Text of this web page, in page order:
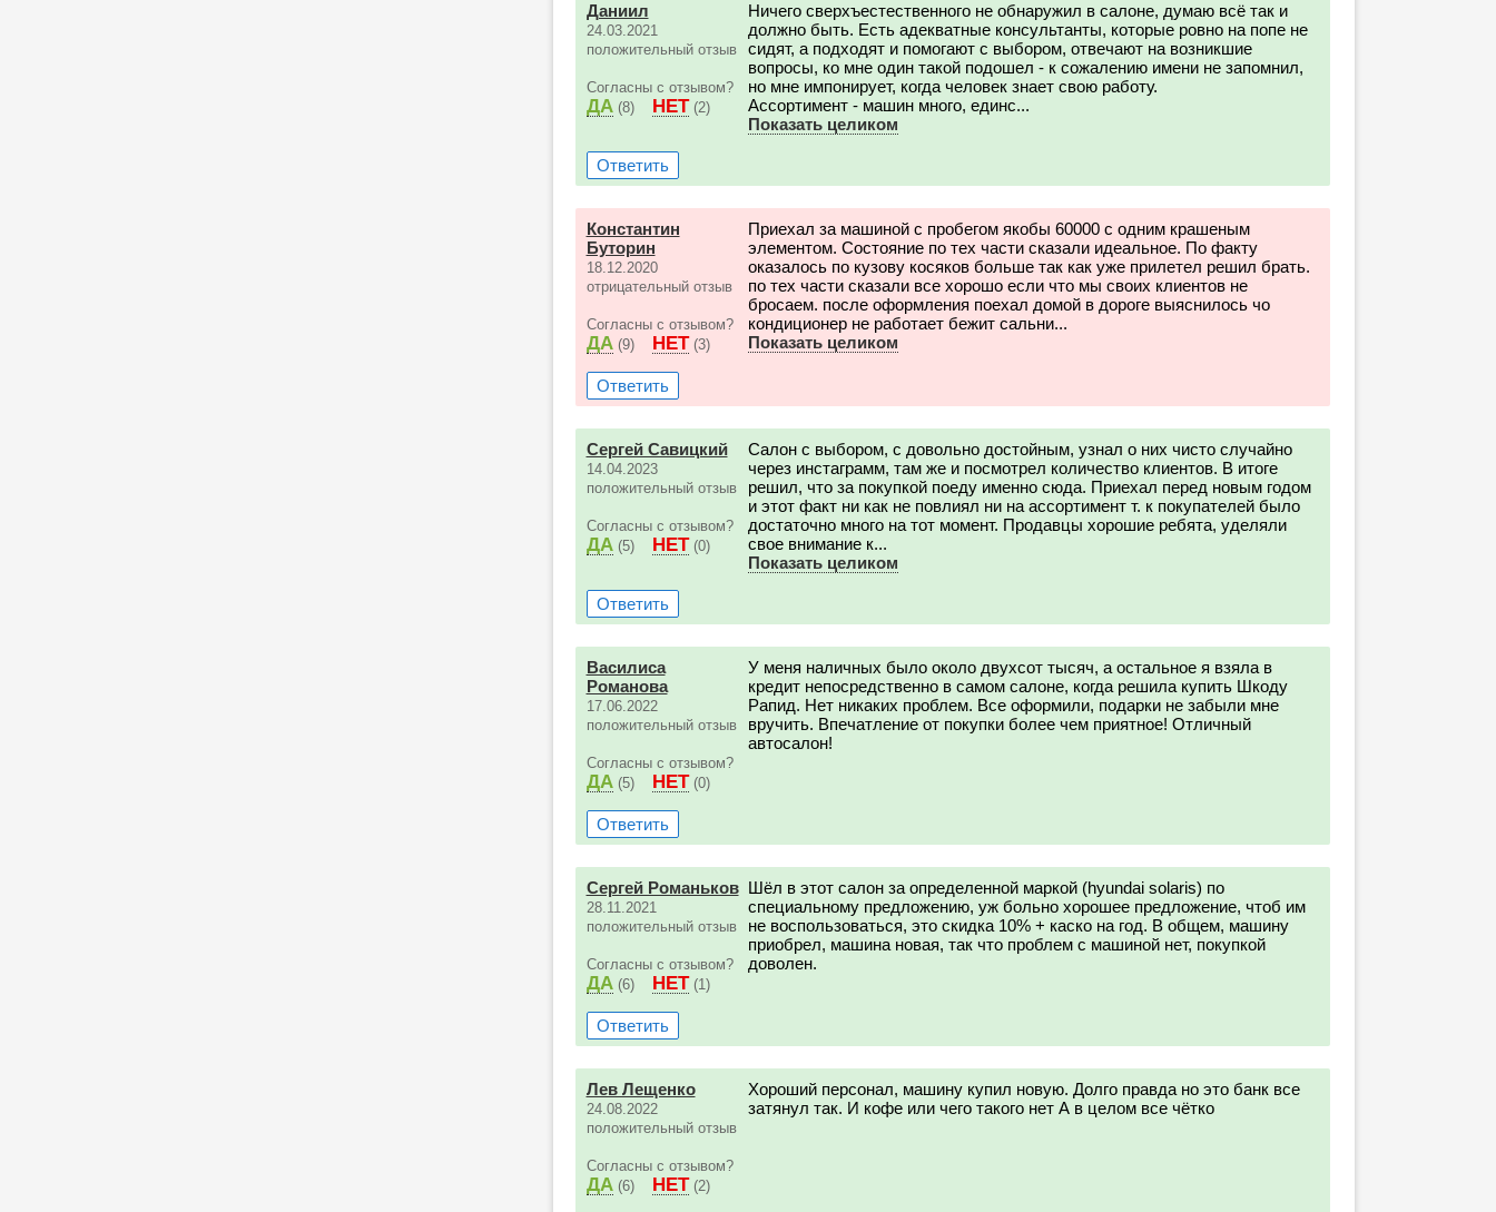
Даниил
24.03.2021
положительный отзыв
Согласны с отзывом?
ДА (8) НЕТ (2)
Ничего сверхъестественного не обнаружил в салоне, думаю всё так и
должно быть. Есть адекватные консультанты, которые ровно на попе не
сидят, а подходят и помогают с выбором, отвечают на возникшие
вопросы, ко мне один такой подошел - к сожалению имени не запомнил,
но мне импонирует, когда человек знает свою работу.
Ассортимент - машин много, единс...
Показать целиком
Ответить
Константин
Буторин
18.12.2020
отрицательный отзыв
Согласны с отзывом?
ДА (9) НЕТ (3)
Приехал за машиной с пробегом якобы 60000 с одним крашеным
элементом. Состояние по тех части сказали идеальное. По факту
оказалось по кузову косяков больше так как уже прилетел решил брать.
по тех части сказали все хорошо если что мы своих клиентов не
бросаем. после оформления поехал домой в дороге выяснилось чо
кондиционер не работает бежит сальни...
Показать целиком
Ответить
Сергей Савицкий
14.04.2023
положительный отзыв
Согласны с отзывом?
ДА (5) НЕТ (0)
Салон с выбором, с довольно достойным, узнал о них чисто случайно
через инстаграмм, там же и посмотрел количество клиентов. В итоге
решил, что за покупкой поеду именно сюда. Приехал перед новым годом
и этот факт ни как не повлиял ни на ассортимент т. к покупателей было
достаточно много на тот момент. Продавцы хорошие ребята, уделяли
свое внимание к...
Показать целиком
Ответить
Василиса
Романова
17.06.2022
положительный отзыв
Согласны с отзывом?
ДА (5) НЕТ (0)
У меня наличных было около двухсот тысяч, а остальное я взяла в
кредит непосредственно в самом салоне, когда решила купить Шкоду
Рапид. Нет никаких проблем. Все оформили, подарки не забыли мне
вручить. Впечатление от покупки более чем приятное! Отличный
автосалон!
Ответить
Сергей Романьков
28.11.2021
положительный отзыв
Согласны с отзывом?
ДА (6) НЕТ (1)
Шёл в этот салон за определенной маркой (hyundai solaris) по
специальному предложению, уж больно хорошее предложение, чтоб им
не воспользоваться, это скидка 10% + каско на год. В общем, машину
приобрел, машина новая, так что проблем с машиной нет, покупкой
доволен.
Ответить
Лев Лещенко
24.08.2022
положительный отзыв
Согласны с отзывом?
ДА (6) НЕТ (2)
Хороший персонал, машину купил новую. Долго правда но это банк все
затянул так. И кофе или чего такого нет А в целом все чётко